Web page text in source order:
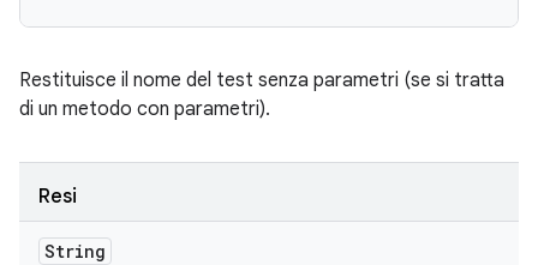
Restituisce il nome del test senza parametri (se si tratta
di un metodo con parametri).
Resi
String